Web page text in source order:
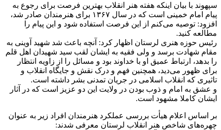
سپهوند با بیان اینکه هفته هنر انقلاب بهترین فرصت برای رجوع به
پیام امام خمینی است که در سال ۱۳۶۷ برای هنرمندان صادر شد،
افزود: توصیه می‌کنم از این فرصت استفاده شود و این پیام را
مطالعه کنید.
رئیس حوزه هنری لرستان اظهار کرد: آنچه باعث شد شهید آوینی به
مقام شهادت برسد و ولی فقیه به ایشان لقب سید شهیدان اهل قلم
را بدهد، ارتباط عمیق او با خداوند بود و مسائل را از زاویه انتظار
برای ظهور می‌دید، همچنین فهم و درک نقش و جایگاه انقلاب و
تاثیری که انقلاب اسلامی در جریان تمدنی بشر داشته است.
و عشق به امام و ذوب بودن در ولایت این دو عزیز است که در آثار
ایشان کاملا مشهود است.
بر اساس اعلام هیأت بررسی عملکرد هنرمندان افراد زیر به عنوان
چهره‌های شاخص هنر انقلاب لرستان معرفی شدند: